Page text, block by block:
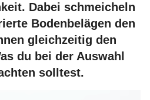
Dabei schmeicheln
Bodenbelägen den
gleichzeitig den
du bei der Auswahl
solltest.